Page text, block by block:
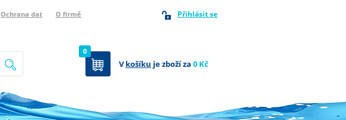
Ochrana dat O firmě Přihlásit se
Hledat
Vkošíku je zboží za 0 Kč
0